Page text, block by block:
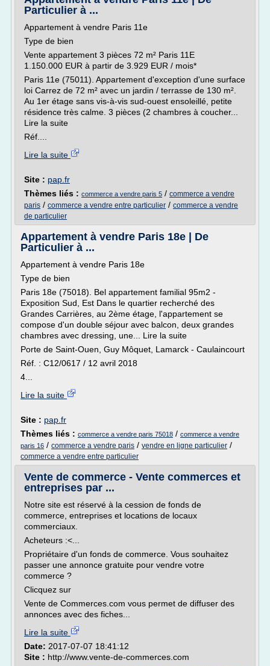
Particulier à ...
Appartement à vendre Paris 11e
Type de bien
Vente appartement 3 pièces 72 m² Paris 11E
1.150.000 EUR à partir de 3.929 EUR / mois*
Paris 11e (75011). Appartement d'exception d'une surface
loi Carrez de 72 m² avec un jardin / terrasse de 130 m².
Au 1er étage sans vis-à-vis sud-ouest ensoleillé, petite
résidence très calme. 3 pièces (2 chambres à coucher...
Lire la suite
Réf....
Lire la suite
Site : pap.fr
Thèmes liés : commerce a vendre paris 5 / commerce a vendre
paris / commerce a vendre entre particulier / commerce a vendre
de particulier
Appartement à vendre Paris 18e | De
Particulier à ...
Appartement à vendre Paris 18e
Type de bien
Paris 18e (75018). Bel appartement familial 95m2 -
Exposition Sud, Est Dans le quartier recherché des
Grandes Carrières, au 2ème étage, l'appartement se
compose d'un double séjour avec balcon, deux grandes
chambres avec dressing, une... Lire la suite
Porte de Saint-Ouen, Guy Môquet, Lamarck - Caulaincourt
Réf. : C12/0617 / 12 avril 2018
4...
Lire la suite
Site : pap.fr
Thèmes liés : commerce a vendre paris 75018 / commerce a vendre
paris 16 / commerce a vendre paris / vendre en ligne particulier /
commerce a vendre entre particulier
Vente de commerce - Vente commerces et
entreprises par ...
Notre site est réservé à la cession de fonds de
commerce, entreprises et locations de locaux
commerciaux.
Acheteurs :<...
Propriétaire d'un fonds de commerce. Vous souhaitez
passer une annonce gratuite pour vendre votre
commerce ?
Clicquez sur
Vente de Commerces.com vous permet de diffuser des
annonces avec des fiches...
Lire la suite
Date: 2017-07-07 18:41:12
Site : http://www.vente-de-commerces.com